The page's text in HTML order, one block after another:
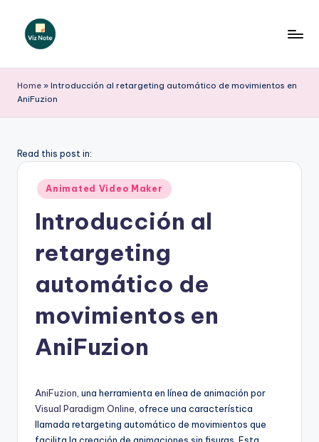
Saltar
iz
N
t
Home » Introducción al retargeting automático de movimientos en
AniFuzion
Read this post in:
Publicado
en
Animated Video Maker
Introducción al
retargeting
automático de
movimientos en
AniFuzion
AniFuzion , una herramienta en línea de animación por
Visual Paradigm Online , ofrece una característica
llamada retargeting automático de movimientos que
facilita la creación de animaciones sin fisuras. Esta